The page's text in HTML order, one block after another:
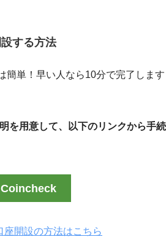
する方法
簡単！早い人なら10分で完了します
を用意して、以下のリンクから手続
Coincheck
座開設の方法はこちら